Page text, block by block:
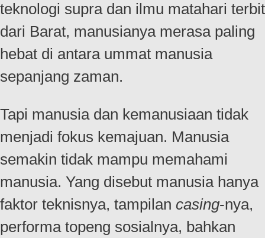
teknologi supra dan ilmu matahari terbit
dari Barat, manusianya merasa paling
hebat di antara ummat manusia
sepanjang zaman.
Tapi manusia dan kemanusiaan tidak
menjadi fokus kemajuan. Manusia
semakin tidak mampu memahami
manusia. Yang disebut manusia hanya
faktor teknisnya, tampilan casing-nya,
performa topeng sosialnya, bahkan